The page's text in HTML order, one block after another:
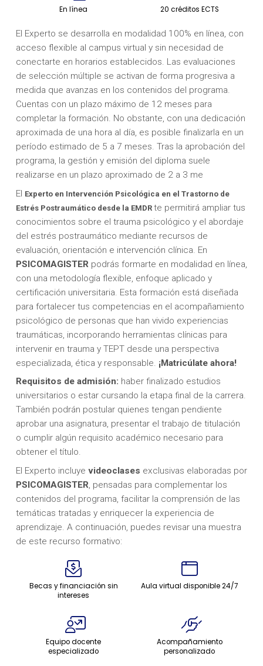
En línea 20 créditos ECTS
El Experto se desarrolla en modalidad 100% en línea, con
acceso flexible al campus virtual y sin necesidad de
conectarte en horarios establecidos. Las evaluaciones
de selección múltiple se activan de forma progresiva a
medida que avanzas en los contenidos del programa.
Cuentas con un plazo máximo de 12 meses para
completar la formación. No obstante, con una dedicación
aproximada de una hora al día, es posible finalizarla en un
período estimado de 5 a 7 meses. Tras la aprobación del
programa, la gestión y emisión del diploma suele
realizarse en un plazo aproximado de 2 a 3 me
El Expertoen Intervención Psicológica en el Trastorno de
Estrés Postraumático desde la EMDR te permitirá ampliar tus
conocimientos sobre el trauma psicológico y el abordaje
del estrés postraumático mediante recursos de
evaluación, orientación e intervención clínica. En
PSICOMAGISTERpodrás formarte en modalidad en línea,
con una metodología flexible, enfoque aplicado y
certificación universitaria. Esta formación está diseñada
para fortalecer tus competencias en el acompañamiento
psicológico de personas que han vivido experiencias
traumáticas, incorporando herramientas clínicas para
intervenir en trauma y TEPT desde una perspectiva
especializada, ética y responsable. ¡Matricúlate ahora!
Requisitos de admisión: haber finalizado estudios
universitarios o estar cursando la etapa final de la carrera.
También podrán postular quienes tengan pendiente
aprobar una asignatura, presentar el trabajo de titulación
o cumplir algún requisito académico necesario para
obtener el título.
El Experto incluye videoclases exclusivas elaboradas por
PSICOMAGISTER, pensadas para complementar los
contenidos del programa, facilitar la comprensión de las
temáticas tratadas y enriquecer la experiencia de
aprendizaje. A continuación, puedes revisar una muestra
de este recurso formativo:
Becas y financiación sin
intereses
Aula virtual disponible 24/7
Equipo docente
especializado
Acompañamiento
personalizado